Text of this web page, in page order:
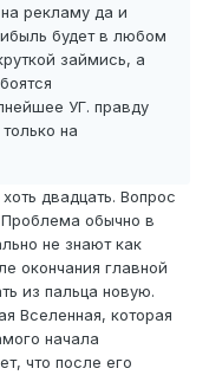
рекламу да и
будет в любом
займись, а
УГ. правду
на
двадцать. Вопрос
Проблема обычно в
не знают как
окончания главной
из пальца новую.
Вселенная, которая
начала
что после его